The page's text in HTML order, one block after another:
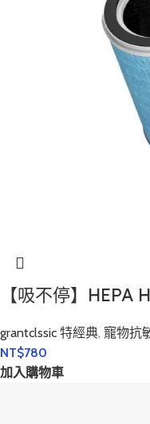
【吸不停】HEPA
grantclssic 特經典, 寵物抗
NT$780
加入購物車